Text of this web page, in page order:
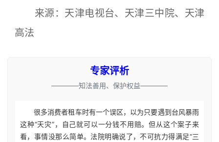
来源：天津电视台、天津三中院、天津
高法
专家评析
————知法善用、保护权益————
很多消费者租车时有一个误区，以为只要遇到台风暴雨
这种“天灾”，自己就可以一分钱不用赔。但从这个案子来
看，事情没那么简单。法院明确说了，不可抗力得满足“三